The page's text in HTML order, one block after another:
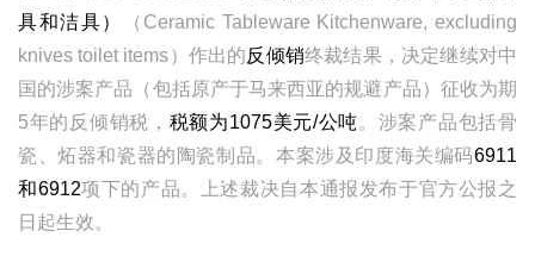
具和洁具）
（Ceramic Tableware Kitchenware, excluding
knives toilet items）作出的反倾销终裁结果，决定继续对中
国的涉案产品（包括原产于马来西亚的规避产品）征收为期
5年的反倾销税， 税额为1075美元/公吨。涉案产品包括骨
瓷、炻器和瓷器的陶瓷制品。本案涉及印度海关编码6911
和6912项下的产品。上述裁决自本通报发布于官方公报之
日起生效。